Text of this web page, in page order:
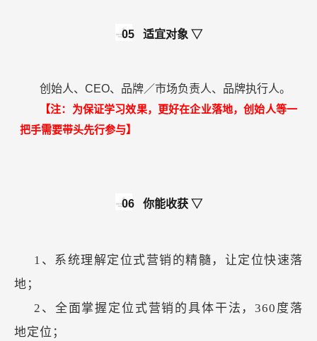
05 适宜对象 ▽
创始人、CEO、品牌／市场负责人、品牌执行人。
【注：为保证学习效果，更好在企业落地，创始人等一
把手需要带头先行参与】
06 你能收获 ▽
1、系统理解定位式营销的精髓，让定位快速落
地；
2、全面掌握定位式营销的具体干法，360度落
地定位；